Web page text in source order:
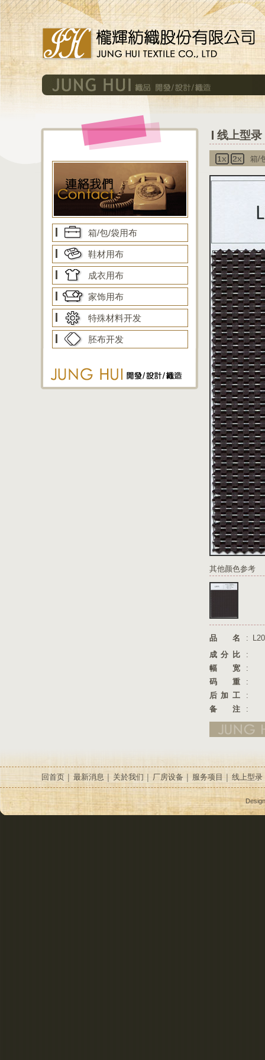
箱/包/袋用布
鞋材用布
成衣用布
家饰用布
特殊材料开发
胚布开发
线上型
箱/
其他颜色参考
品名 :
成分比
:
幅宽
:
码重
:
后加工
:
备注
:
回首页 最新消息 关於我们 厂房设备 服务项目 线上型录